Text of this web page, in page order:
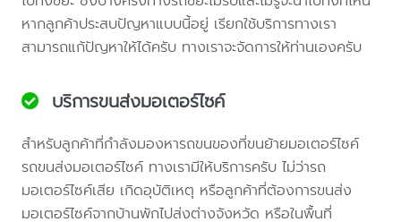
หากลูกค้าประสบปัญหาแบบนี้อยู่ เรียกใช้บริการทางเรา
สามารถแก้ปัญหาให้ได้ครับ ทางเราจะจัดการให้ท่านเองครับ
บริการขนส่งมอเตอร์ไซค์
สำหรับลูกค้าที่กำลังมองหารถขนของที่ขนย้ายมอเตอร์ไซค์
รถขนส่งมอเตอร์ไซค์ ทางเรามีให้บริการครับ ไม่ว่ารถ
มอเตอร์ไซค์เสีย เกิดอุบัติเหตุ หรือลูกค้าที่ต้องการขนส่ง
มอเตอร์ไซค์จากบ้านพักไปส่งต่างจังหวัด หรือในพื้นที่